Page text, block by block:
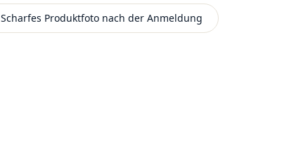
Scharfes Produktfoto nach der Anmeldung